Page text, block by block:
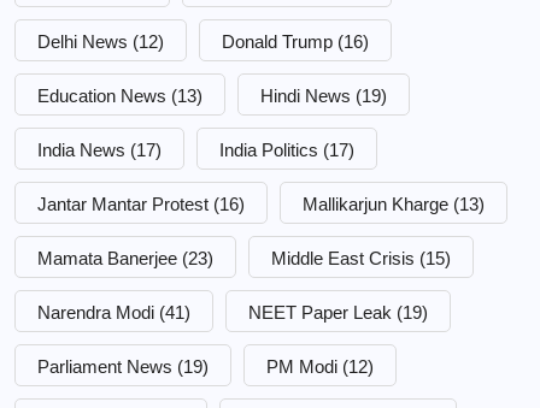
Delhi News (12) Donald Trump (16)
Education News (13) Hindi News (19)
India News (17) India Politics (17)
Jantar Mantar Protest (16) Mallikarjun Kharge (13)
Mamata Banerjee (23) Middle East Crisis (15)
Narendra Modi (41) NEET Paper Leak (19)
Parliament News (19) PM Modi (12)